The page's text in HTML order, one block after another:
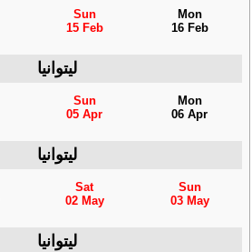
Sun
15 Feb
Mon
16 Feb
ليتوانيا
Sun
05 Apr
Mon
06 Apr
ليتوانيا
Sat
02 May
Sun
03 May
ليتوانيا